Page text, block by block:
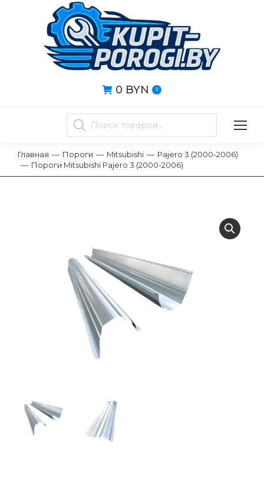
0 BYN 0
Вы здесь:
Главная Пороги Mitsubishi
Pajero 3 (2000-2006)
Пороги Mitsubishi Pajero 3 (2000-2006)